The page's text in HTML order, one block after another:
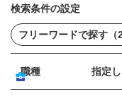
検索条件の設定
職種 指定